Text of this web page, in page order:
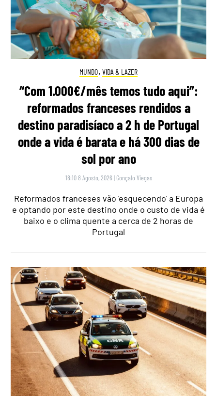
MUNDO, VIDA & LAZER
“Com 1.000€/mês temos tudo aqui”:
reformados franceses rendidos a
destino paradisíaco a 2 h de Portugal
onde a vida é barata e há 300 dias de
sol por ano
18:10 8 Agosto, 2026 | Gonçalo Viegas
Reformados franceses vão 'esquecendo' a Europa
e optando por este destino onde o custo de vida é
baixo e o clima quente a cerca de 2 horas de
Portugal